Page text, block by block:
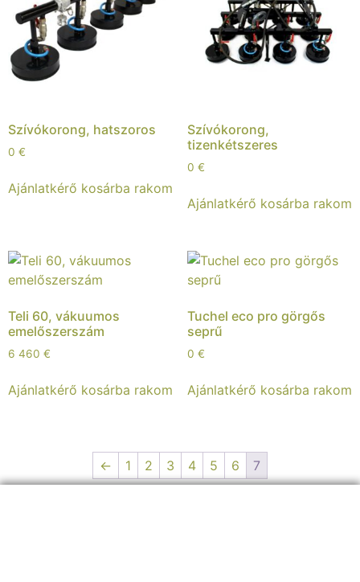
Szívókorong, hatszoros
0 €
Ajánlatkérő kosárba rakom
Szívókorong,
tizenkétszeres
0 €
Ajánlatkérő kosárba rakom
Teli 60, vákuumos
emelőszerszám
6 460 €
Ajánlatkérő kosárba rakom
Tuchel eco pro görgős
seprű
0 €
Ajánlatkérő kosárba rakom
← 1 2 3 4 5 6 7